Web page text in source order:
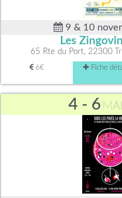
9 & 10
Les
65 Rte du Port, 22300
6€ Fiche
4 - 6 MAI